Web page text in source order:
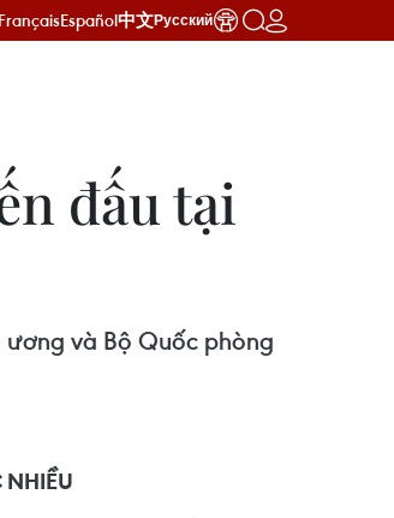
FrançaisEspañol中文Русский
đấu tại
và Bộ Quốc phòng